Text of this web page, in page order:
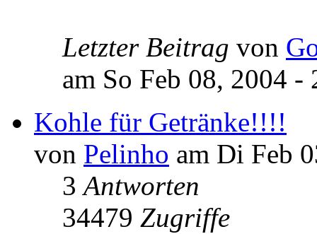
Letzter Beitrag von
am So Feb 08, 2004 -
Kohle für Getränke!!!!
von Pelinho am Di Feb
3Antworten
34479 Zugriffe